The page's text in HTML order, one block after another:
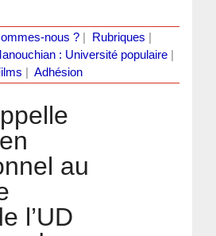
nous ?| Rubriques
: Université populaire
Adhésion
au
l’UD